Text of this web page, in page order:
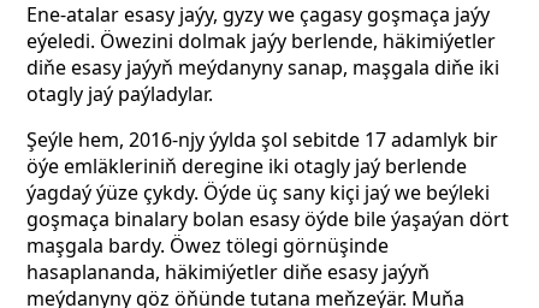
Ene-atalar esasy jaýy, gyzy we çagasy goşmaça jaýy
eýeledi. Öwezini dolmak jaýy berlende, häkimiýetler
diňe esasy jaýyň meýdanyny sanap, maşgala diňe iki
otagly jaý paýladylar.
Şeýle hem, 2016-njy ýylda şol sebitde 17 adamlyk bir
öýe emläkleriniň deregine iki otagly jaý berlende
ýagdaý ýüze çykdy. Öýde üç sany kiçi jaý we beýleki
goşmaça binalary bolan esasy öýde bile ýaşaýan dört
maşgala bardy. Öwez tölegi görnüşinde
hasaplananda, häkimiýetler diňe esasy jaýyň
meýdanyny göz öňünde tutana meňzeýär. Muňa